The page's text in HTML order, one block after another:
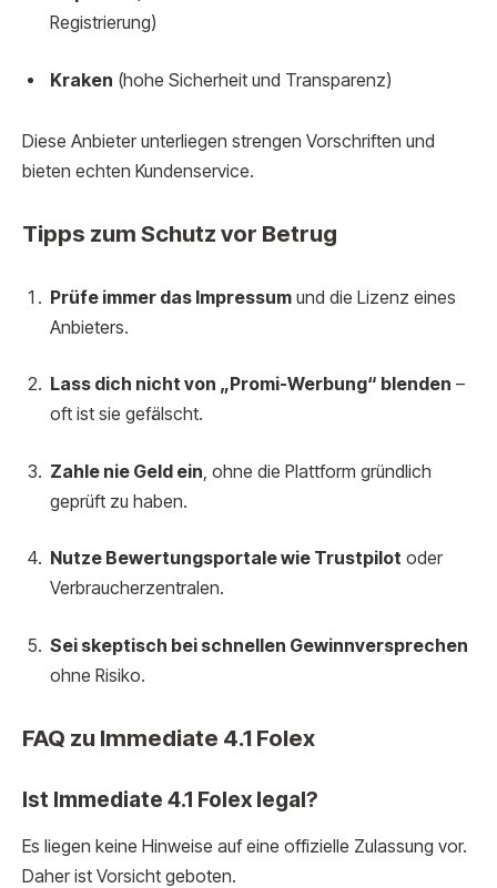
Registrierung)
Kraken (hohe Sicherheit und Transparenz)
Diese Anbieter unterliegen strengen Vorschriften und
bieten echten Kundenservice.
Tipps zum Schutz vor Betrug
Prüfe immer das Impressum und die Lizenz eines
Anbieters.
Lass dich nicht von „Promi-Werbung“ blenden –
oft ist sie gefälscht.
Zahle nie Geld ein , ohne die Plattform gründlich
geprüft zu haben.
Nutze Bewertungsportale wie Trustpilot oder
Verbraucherzentralen.
Sei skeptisch bei schnellen Gewinnversprechen
ohne Risiko.
FAQ zu Immediate 4.1 Folex
Ist Immediate 4.1 Folex legal?
Es liegen keine Hinweise auf eine offizielle Zulassung vor.
Daher ist Vorsicht geboten.